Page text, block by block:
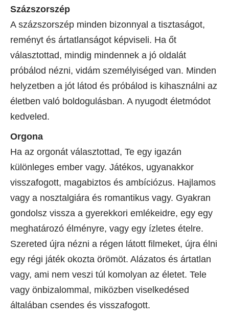
Százszorszép
A százszorszép minden bizonnyal a tisztaságot,
reményt és ártatlanságot képviseli. Ha őt
választottad, mindig mindennek a jó oldalát
próbálod nézni, vidám személyiséged van. Minden
helyzetben a jót látod és próbálod is kihasználni az
életben való boldogulásban. A nyugodt életmódot
kedveled.
Orgona
Ha az orgonát választottad, Te egy igazán
különleges ember vagy. Játékos, ugyanakkor
visszafogott, magabiztos és ambíciózus. Hajlamos
vagy a nosztalgiára és romantikus vagy. Gyakran
gondolsz vissza a gyerekkori emlékeidre, egy egy
meghatározó élményre, vagy egy ízletes ételre.
Szereted újra nézni a régen látott filmeket, újra élni
egy régi játék okozta örömöt. Alázatos és ártatlan
vagy, ami nem veszi túl komolyan az életet. Tele
vagy önbizalommal, miközben viselkedésed
általában csendes és visszafogott.